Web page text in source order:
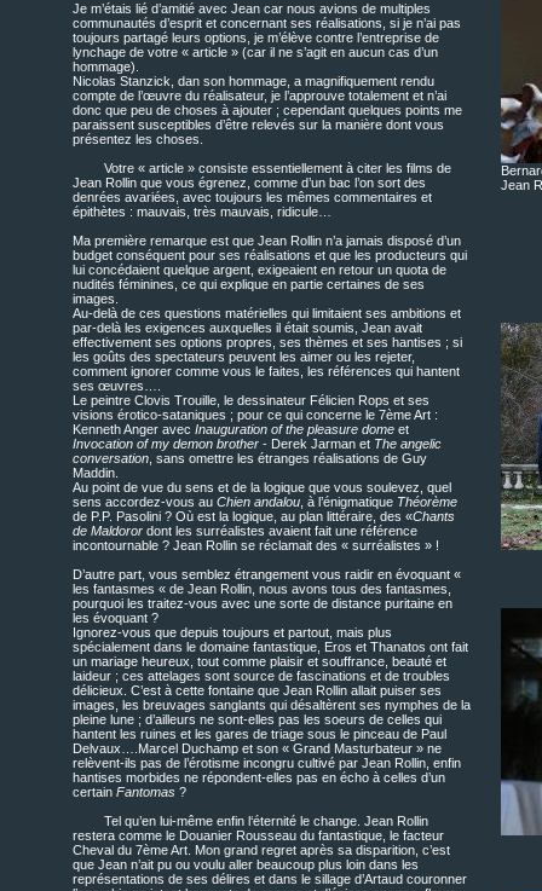
Je m’étais lié d’amitié avec Jean car nous avions de multiples
communautés d’esprit et concernant ses réalisations, si je n’ai pas
toujours partagé leurs options, je m’élève contre l’entreprise de
lynchage de votre « article » (car il ne s’agit en aucun cas d’un
hommage).
Nicolas Stanzick, dan son hommage, a magnifiquement rendu
compte de l’œuvre du réalisateur, je l’approuve totalement et n’ai
donc que peu de choses à ajouter ; cependant quelques points me
paraissent susceptibles d’être relevés sur la manière dont vous
présentez les choses.
Votre « article » consiste essentiellement à citer les films de
Jean Rollin que vous égrenez, comme d’un bac l’on sort des
denrées avariées, avec toujours les mêmes commentaires et
épithètes : mauvais, très mauvais, ridicule…
Ma première remarque est que Jean Rollin n’a jamais disposé d’un
budget conséquent pour ses réalisations et que les producteurs qui
lui concédaient quelque argent, exigeaient en retour un quota de
nudités féminines, ce qui explique en partie certaines de ses
images.
Au-delà de ces questions matérielles qui limitaient ses ambitions et
par-delà les exigences auxquelles il était soumis, Jean avait
effectivement ses options propres, ses thèmes et ses hantises ; si
les goûts des spectateurs peuvent les aimer ou les rejeter,
comment ignorer comme vous le faites, les références qui hantent
ses œuvres….
Le peintre Clovis Trouille, le dessinateur Félicien Rops et ses
visions érotico-sataniques ; pour ce qui concerne le 7ème Art :
Kenneth Anger avec Inauguration of the pleasure dome et
Invocation of my demon brother - Derek Jarman et The angelic
conversation , sans omettre les étranges réalisations de Guy
Maddin.
Au point de vue du sens et de la logique que vous soulevez, quel
sens accordez-vous au Chien andalou , à l’énigmatique Théorème
de P.P. Pasolini ? Où est la logique, au plan littéraire, des «Chants
de Maldoror dont les surréalistes avaient fait une référence
incontournable ? Jean Rollin se réclamait des « surréalistes » !
D’autre part, vous semblez étrangement vous raidir en évoquant «
les fantasmes « de Jean Rollin, nous avons tous des fantasmes,
pourquoi les traitez-vous avec une sorte de distance puritaine en
les évoquant ?
Ignorez-vous que depuis toujours et partout, mais plus
spécialement dans le domaine fantastique, Eros et Thanatos ont fait
un mariage heureux, tout comme plaisir et souffrance, beauté et
laideur ; ces attelages sont source de fascinations et de troubles
délicieux. C’est à cette fontaine que Jean Rollin allait puiser ses
images, les breuvages sanglants qui désaltèrent ses nymphes de la
pleine lune ; d’ailleurs ne sont-elles pas les soeurs de celles qui
hantent les ruines et les gares de triage sous le pinceau de Paul
Delvaux….Marcel Duchamp et son « Grand Masturbateur » ne
relèvent-ils pas de l’érotisme incongru cultivé par Jean Rollin, enfin
hantises morbides ne répondent-elles pas en écho à celles d’un
certain Fantomas ?
Tel qu’en lui-même enfin l‘éternité le change. Jean Rollin
restera comme le Douanier Rousseau du fantastique, le facteur
Cheval du 7ème Art. Mon grand regret après sa disparition, c’est
que Jean n’ait pu ou voulu aller beaucoup plus loin dans les
représentations de ses délires et dans le sillage d’Artaud couronner
Jean